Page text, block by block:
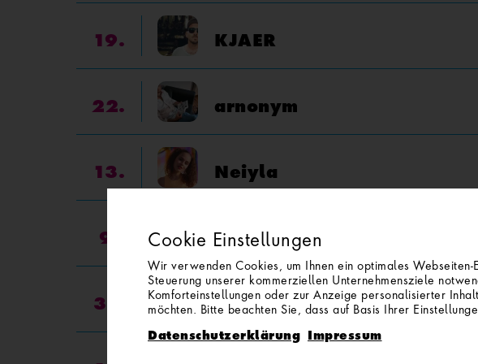
19. KJAER
22. arnonym
13. Neiyla
9. Cristina Kornfeld
31. Megan
Cookie Einstellungen
Wir verwenden Cookies, um Ihnen ein optimales
Steuerung unserer kommerziellen Unternehmensziele
Komforteinstellungen oder zur Anzeige personalisierter
möchten. Bitte beachten Sie, dass auf Basis Ihrer
Datenschutzerklärung Impressum